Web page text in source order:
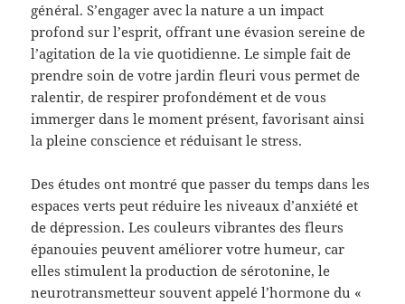
général. S’engager avec la nature a un impact
profond sur l’esprit, offrant une évasion sereine de
l’agitation de la vie quotidienne. Le simple fait de
prendre soin de votre jardin fleuri vous permet de
ralentir, de respirer profondément et de vous
immerger dans le moment présent, favorisant ainsi
la pleine conscience et réduisant le stress.
Des études ont montré que passer du temps dans les
espaces verts peut réduire les niveaux d’anxiété et
de dépression. Les couleurs vibrantes des fleurs
épanouies peuvent améliorer votre humeur, car
elles stimulent la production de sérotonine, le
neurotransmetteur souvent appelé l’hormone du «